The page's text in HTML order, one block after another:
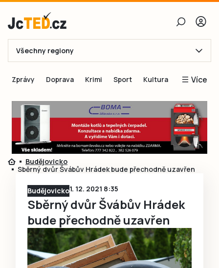
E-mail
Obnovit heslo
Přihlásit se
Přihlásit se přes Facebook
Ještě nemám účet, chci se
Všechny regiony
Zprávy Doprava Krimi Sport Kultura Více
Blogy
Inspirace
Čtenáři píší
Speciální přílohy
Budějovicko
Sběrný dvůr Švábův Hrádek bude přechodně uzavřen
Budějovicko1. 12. 2021 8:35
Sběrný dvůr Švábův Hrádek
bude přechodně uzavřen